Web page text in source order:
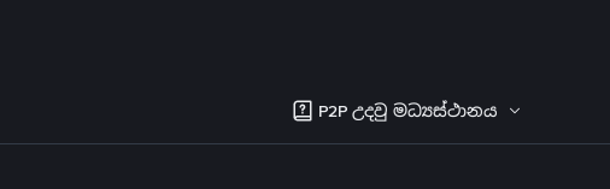
P2P උදවු මධ්‍යස්ථානය